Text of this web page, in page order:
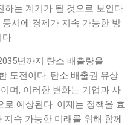
는 계기가 될 것으로 보인다.
시에 경제가 지속 가능한 방
.
년까지 탄소 배출량을
도전이다. 탄소 배출권 유상
며, 이러한 변화는 기업과 사
예상된다. 이제는 정책을 효
속 가능한 미래를 위해 함께